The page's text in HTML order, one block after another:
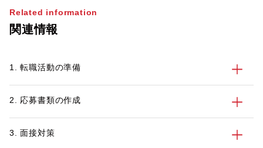
Related information
関連情報
1. 転職活動の準備
2. 応募書類の作成
3. 面接対策